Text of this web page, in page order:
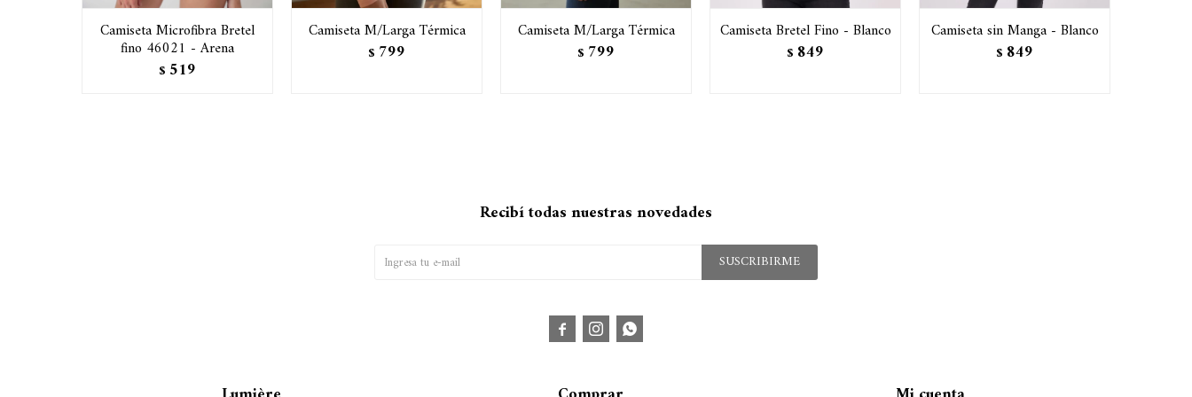
Camiseta Microfibra Bretel
fino 46021 - Arena
$ 519
Camiseta M/Larga Térmica
$ 799
Camiseta M/Larga Térmica
$ 799
Camiseta Bretel Fino - Blanco
$ 849
Camiseta sin Manga - Blanco
$ 849
Recibí todas nuestras novedades
SUSCRIBIRME
  